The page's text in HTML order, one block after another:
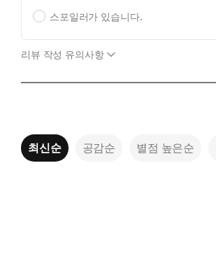
스포일러가 있습니다.
리뷰 작성 유의사항
최신순 공감순 별점 높은순